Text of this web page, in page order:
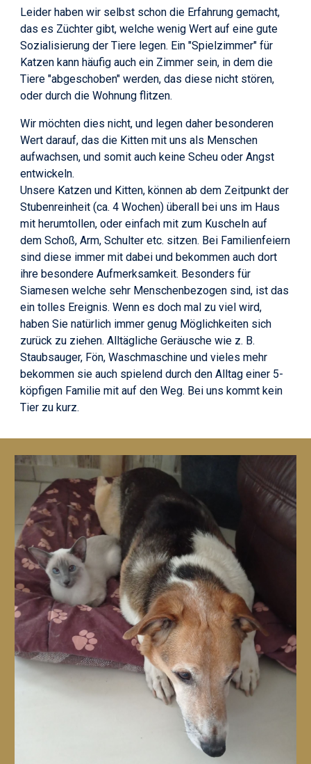
Leider haben wir selbst schon die Erfahrung gemacht,
das es Züchter gibt, welche wenig Wert auf eine gute
Sozialisierung der Tiere legen. Ein "Spielzimmer" für
Katzen kann häufig auch ein Zimmer sein, in dem die
Tiere "abgeschoben" werden, das diese nicht stören,
oder durch die Wohnung flitzen.
Wir möchten dies nicht, und legen daher besonderen
Wert darauf, das die Kitten mit uns als Menschen
aufwachsen, und somit auch keine Scheu oder Angst
entwickeln.
Unsere Katzen und Kitten, können ab dem Zeitpunkt der
Stubenreinheit (ca. 4 Wochen) überall bei uns im Haus
mit herumtollen, oder einfach mit zum Kuscheln auf
dem Schoß, Arm, Schulter etc. sitzen. Bei Familienfeiern
sind diese immer mit dabei und bekommen auch dort
ihre besondere Aufmerksamkeit. Besonders für
Siamesen welche sehr Menschenbezogen sind, ist das
ein tolles Ereignis. Wenn es doch mal zu viel wird,
haben Sie natürlich immer genug Möglichkeiten sich
zurück zu ziehen. Alltägliche Geräusche wie z. B.
Staubsauger, Fön, Waschmaschine und vieles mehr
bekommen sie auch spielend durch den Alltag einer 5-
köpfigen Familie mit auf den Weg. Bei uns kommt kein
Tier zu kurz.